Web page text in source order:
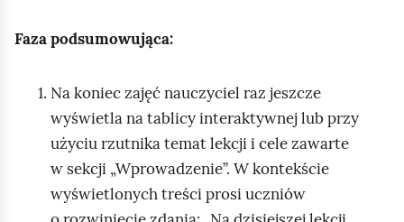
Faza podsumowująca:
Na koniec zajęć nauczyciel raz jeszcze
wyświetla na tablicy interaktywnej lub przy
użyciu rzutnika temat lekcji i cele zawarte
w sekcji „Wprowadzenie”. W kontekście
wyświetlonych treści prosi uczniów